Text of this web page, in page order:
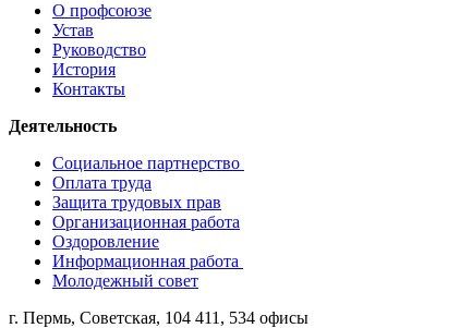
О профсоюзе
Устав
Руководство
История
Контакты
Деятельность
Социальное партнерство
Оплата труда
Защита трудовых прав
Организационная работа
Оздоровление
Информационная работа
Молодежный совет
г. Пермь, Советская, 104 411, 534 офисы